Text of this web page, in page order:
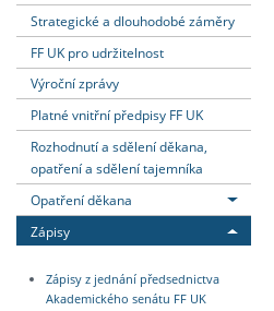
Strategické a dlouhodobé záměry
FF UK pro udržitelnost
Výroční zprávy
Platné vnitřní předpisy FF UK
Rozhodnutí a sdělení děkana,
opatření a sdělení tajemníka
Opatření děkana
Zápisy
Zápisy z jednání předsednictva
Akademického senátu FF UK